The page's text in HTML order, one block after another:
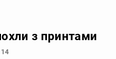
з принтами